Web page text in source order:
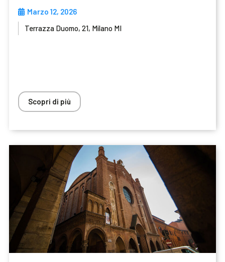
Marzo 12, 2026
Terrazza Duomo, 21, Milano MI
Scopri di più